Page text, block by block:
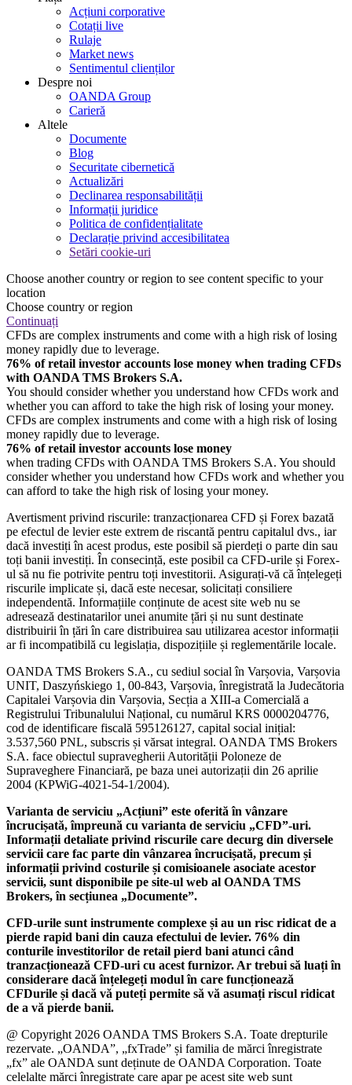
Acțiuni corporative
Cotații live
Rulaje
Market news
Sentimentul clienților
Despre noi
OANDA Group
Carieră
Altele
Documente
Blog
Securitate cibernetică
Actualizări
Declinarea responsabilității
Informații juridice
Politica de confidențialitate
Declarație privind accesibilitatea
Setări cookie-uri
Choose another country or region to see content specific to your
location
Choose country or region
Continuați
CFDs are complex instruments and come with a high risk of losing
money rapidly due to leverage.
76% of retail investor accounts lose money when trading CFDs
with OANDA TMS Brokers S.A.
You should consider whether you understand how CFDs work and
whether you can afford to take the high risk of losing your money.
CFDs are complex instruments and come with a high risk of losing
money rapidly due to leverage.
76% of retail investor accounts lose money
when trading CFDs with OANDA TMS Brokers S.A. You should
consider whether you understand how CFDs work and whether you
can afford to take the high risk of losing your money.
Avertisment privind riscurile: tranzacționarea CFD și Forex bazată
pe efectul de levier este extrem de riscantă pentru capitalul dvs., iar
dacă investiți în acest produs, este posibil să pierdeți o parte din sau
toți banii investiți. În consecință, este posibil ca CFD-urile și Forex-
ul să nu fie potrivite pentru toți investitorii. Asigurați-vă că înțelegeți
riscurile implicate și, dacă este necesar, solicitați consiliere
independentă. Informațiile conținute de acest site web nu se
adresează destinatarilor unei anumite țări și nu sunt destinate
distribuirii în țări în care distribuirea sau utilizarea acestor informații
ar fi incompatibilă cu legislația, dispozițiile și reglementările locale.
OANDA TMS Brokers S.A., cu sediul social în Varșovia, Varșovia
UNIT, Daszyńskiego 1, 00-843, Varșovia, înregistrată la Judecătoria
Capitalei Varșovia din Varșovia, Secția a XIII-a Comercială a
Registrului Tribunalului Național, cu numărul KRS 0000204776,
cod de identificare fiscală 595126127, capital social inițial:
3.537,560 PNL, subscris și vărsat integral. OANDA TMS Brokers
S.A. face obiectul supravegherii Autorității Poloneze de
Supraveghere Financiară, pe baza unei autorizații din 26 aprilie
2004 (KPWiG-4021-54-1/2004).
Varianta de serviciu „Acțiuni” este oferită în vânzare
încrucișată, împreună cu varianta de serviciu „CFD”-uri.
Informații detaliate privind riscurile care decurg din diversele
servicii care fac parte din vânzarea încrucișată, precum și
informații privind costurile și comisioanele asociate acestor
servicii, sunt disponibile pe site-ul web al OANDA TMS
Brokers, în secțiunea „Documente”.
CFD-urile sunt instrumente complexe și au un risc ridicat de a
pierde rapid bani din cauza efectului de levier. 76% din
conturile investitorilor de retail pierd bani atunci când
tranzacționează CFD-uri cu acest furnizor. Ar trebui să luați în
considerare dacă înțelegeți modul în care funcționează
CFDurile și dacă vă puteți permite să vă asumați riscul ridicat
de a vă pierde banii.
@ Copyright 2026 OANDA TMS Brokers S.A. Toate drepturile
rezervate. „OANDA”, „fxTrade” și familia de mărci înregistrate
„fx” ale OANDA sunt deținute de OANDA Corporation. Toate
celelalte mărci înregistrate care apar pe acest site web sunt